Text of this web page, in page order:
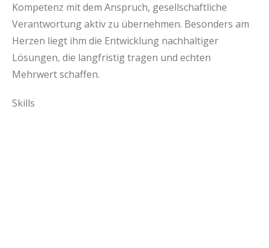
Kompetenz mit dem Anspruch, gesellschaftliche
Verantwortung aktiv zu übernehmen. Besonders am
Herzen liegt ihm die Entwicklung nachhaltiger
Lösungen, die langfristig tragen und echten
Mehrwert schaffen.
Skills